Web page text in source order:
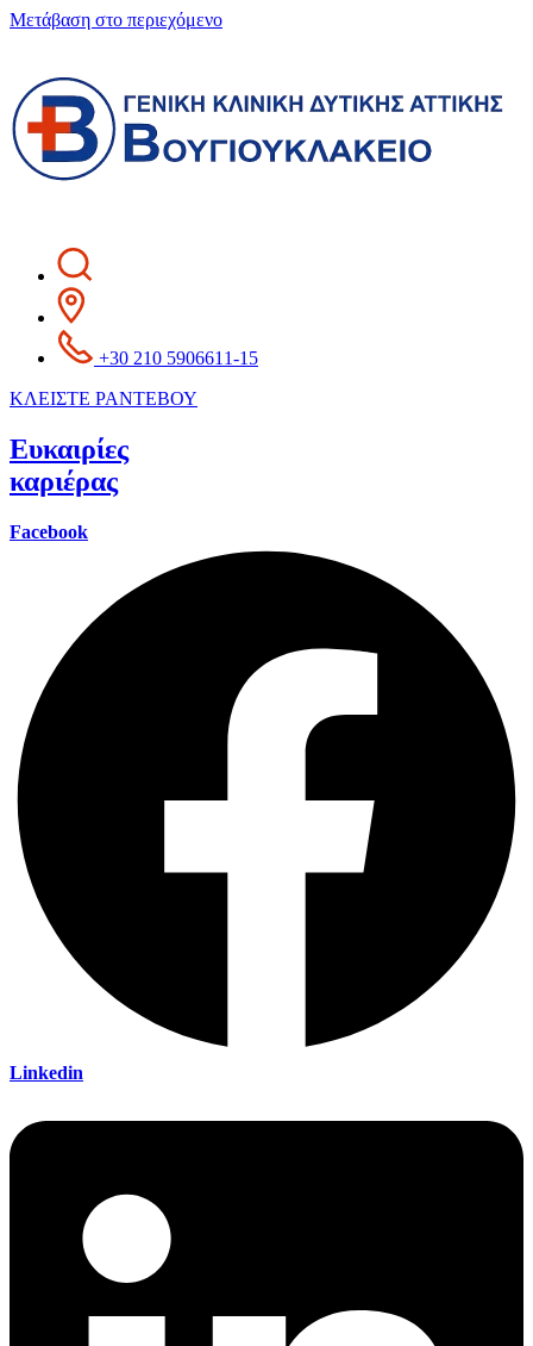
Μετάβαση στο περιεχόμενο
+30 210 5906611-15
ΚΛΕΙΣΤΕ ΡΑΝΤΕΒΟΥ
Ευκαιρίες
καριέρας
Facebook
Linkedin